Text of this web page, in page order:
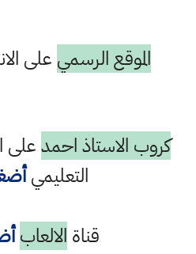
الموقع الرسمي على
كروب الاستاذ احمدعلى
التعليمي
قناة الالعاب